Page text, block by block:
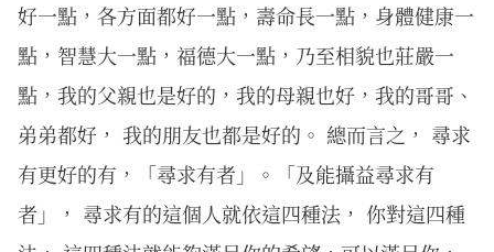
好一點，各方面都好一點，壽命長一點，身體健康一
點，智慧大一點，福德大一點，乃至相貌也莊嚴一
點，我的父親也是好的，我的母親也好，我的哥哥、
弟弟都好， 我的朋友也都是好的。 總而言之， 尋求
有更好的有，「尋求有者」。「及能攝益尋求有
者」， 尋求有的這個人就依這四種法， 你對這四種